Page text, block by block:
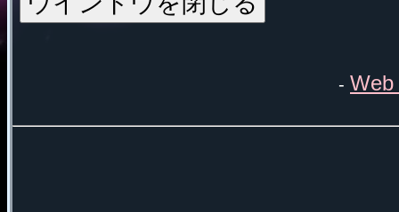
- Web